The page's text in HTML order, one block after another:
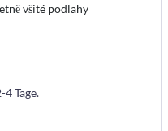
všité podlahy
Tage.